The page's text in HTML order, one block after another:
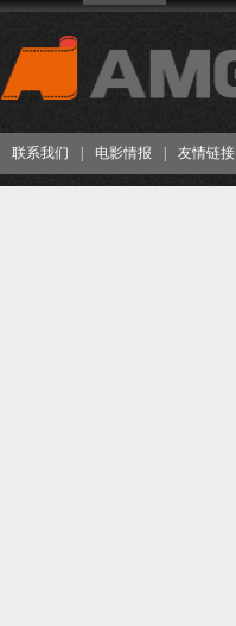
联系我们 | 电影情报 | 友情链接